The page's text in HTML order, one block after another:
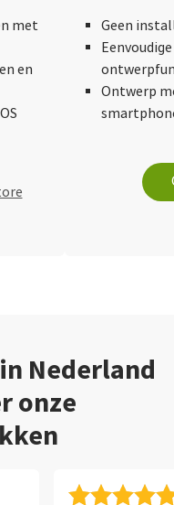
met
en
Geen
Ontwerp
Nederland
onze